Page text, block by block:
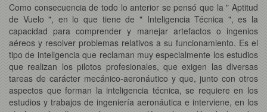
Como consecuencia de todo lo anterior se pensó que la " Aptitud
de Vuelo ", en lo que tiene de " Inteligencia Técnica ", es la
capacidad para comprender y manejar artefactos o ingenios
aéreos y resolver problemas relativos a su funcionamiento. Es el
tipo de inteligencia que reclaman muy especialmente los estudios
que realizan los pilotos profesionales, que exigen las diversas
tareas de carácter mecánico-aeronáutico y que, junto con otros
aspectos que forman la inteligencia técnica, se requiere en los
estudios y trabajos de ingeniería aeronáutica e interviene, en los